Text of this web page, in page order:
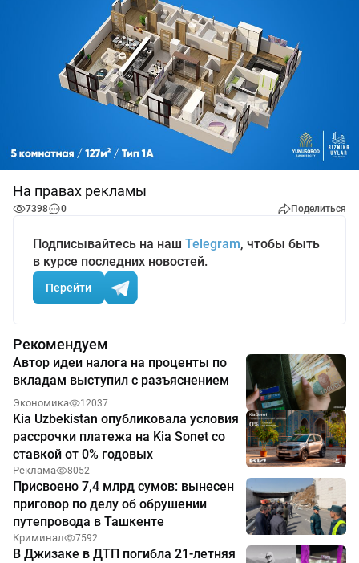
На правах рекламы
7398 0 Поделиться
Подписывайтесь на наш Telegram, чтобы быть
в курсе последних новостей.
Перейти
Рекомендуем
Автор идеи налога на проценты по
вкладам выступил с разъяснением
Экономика 12037
Kia Uzbekistan опубликовала условия
рассрочки платежа на Kia Sonet со
ставкой от 0% годовых
Реклама 8052
Присвоено 7,4 млрд сумов: вынесен
приговор по делу об обрушении
путепровода в Ташкенте
Криминал 7592
В Джизаке в ДТП погибла 21-летняя